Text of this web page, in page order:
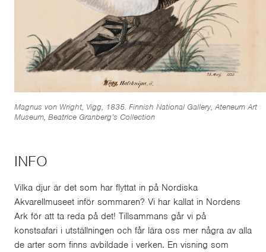
Magnus von Wright, Vigg, 1835. Finnish National Gallery, Ateneum Art
Museum, Beatrice Granberg’s Collection
INFO
Vilka djur är det som har flyttat in på Nordiska
Akvarellmuseet inför sommaren? Vi har kallat in Nordens
Ark för att ta reda på det! Tillsammans går vi på
konstsafari i utställningen och får lära oss mer några av alla
de arter som finns avbildade i verken. En visning som